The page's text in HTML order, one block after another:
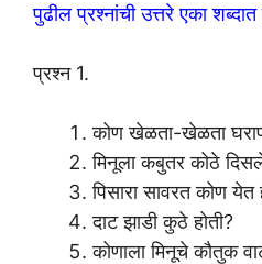
पुढील प्रश्नांची उत्तरे एका शब्दात
प्रश्न 1.
कोण खेळता-खेळता
मिनूला कबुतर कोठे
पिसारा सावरत कोण येत
दाट झाडी कुठे होती?
कोणाला मिनूचे कौतुक